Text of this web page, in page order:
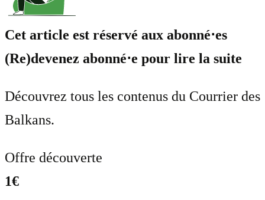
Cet article est réservé aux abonné⋅es
(Re)devenez abonné⋅e pour lire la suite
Découvrez tous les contenus du Courrier des
Balkans.
Offre découverte
1€